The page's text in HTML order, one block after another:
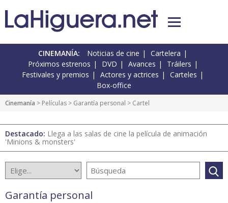
CINEMANÍA: Noticias de cine
Cartelera
Próximos estrenos
DVD Avances
Tráilers
Festivales y premios
Actores y actrices
Carteles
Box-office
Cinemanía > Películas > Garantía personal > Cartel
Destacado: Llega a las salas de cine la película de animación
'Minions & monsters'
Garantía personal